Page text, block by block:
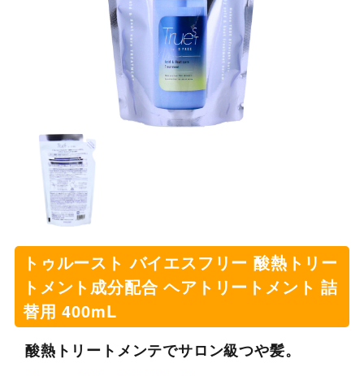
トゥルースト バイエスフリー 酸熱トリー
トメント成分配合 ヘアトリートメント 詰
替用 400mL
酸熱トリートメンテでサロン級つや髪。